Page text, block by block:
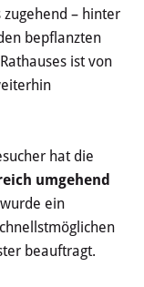
zugehend – hinter
bepflanzten
ist von
hat die
umgehend
ein
beauftragt.